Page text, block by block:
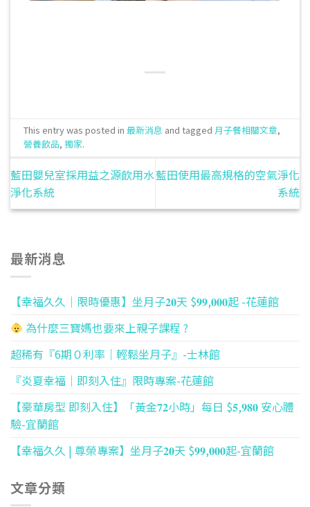
This entry was posted in最新消息 and tagged 月子餐相關文章,
營養飲品,獨家.
藍田嬰兒室採用益之源飲用水
淨化系統
藍田使用最高規格的空氣淨化
系統
最新消息
【幸福久久｜限時優惠】坐月子𝟐𝟎天 $𝟗𝟗,𝟎𝟎𝟎起 -花蓮館
為什麼三寶媽也要來上親子課程 ?
超稀有『6期０利率｜輕鬆坐月子』-士林館
『炎夏幸福｜即刻入住』限時專案-花蓮館
【豪華房型 即刻入住】「黃金𝟕𝟐小時」每日 $𝟓,𝟗𝟖𝟎 安心體
驗-宜蘭館
【幸福久久 | 尊榮專案】坐月子𝟐𝟎天 $𝟗𝟗,𝟎𝟎𝟎起-宜蘭館
文章分類